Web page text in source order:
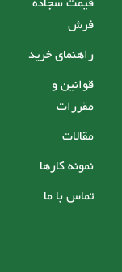
فرش
راهنمای خرید
قوانین و
مقررات
مقالات
نمونه کارها
تماس با ما